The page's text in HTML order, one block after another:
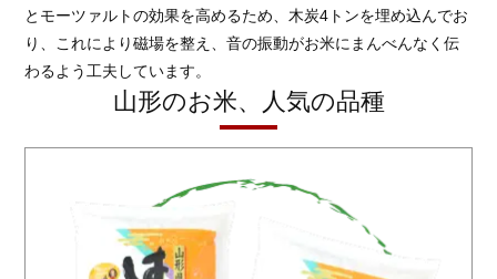
とモーツァルトの効果を高めるため、木炭4トンを埋め込んでお
り、これにより磁場を整え、音の振動がお米にまんべんなく伝
わるよう工夫しています。
山形のお米、人気の品種